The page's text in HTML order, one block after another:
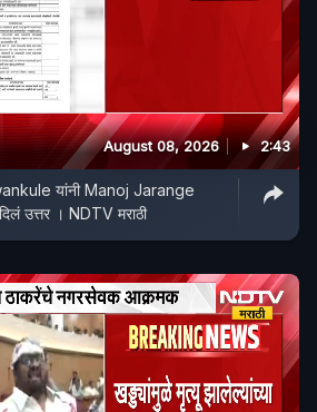
August 08, 2026 2:43
Manoj Jarange
Patil यांच्या आरोपांना स्वतः दिलं उत्तर । NDTV मराठी